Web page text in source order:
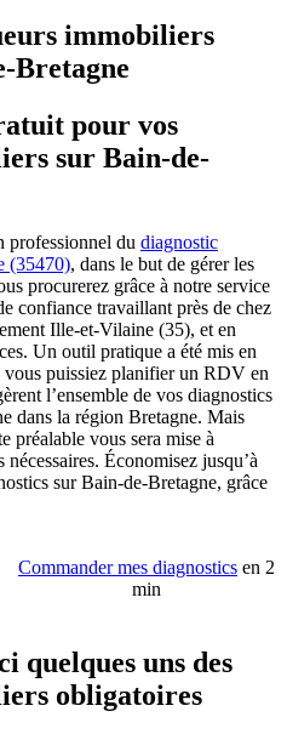
immobiliers
Bretagne
pour vos
sur Bain-de-
professionnel du diagnostic
(35470), dans le but de gérer les
procurerez grâce à notre service
confiance travaillant près de chez
Ille-et-Vilaine (35), et en
Un outil pratique a été mis en
puissiez planifier un RDV en
l’ensemble de vos diagnostics
dans la région Bretagne. Mais
préalable vous sera mise à
Économisez jusqu’à
sur Bain-de-Bretagne, grâce
Commander mes diagnostics en 2
min
quelques uns des
obligatoires